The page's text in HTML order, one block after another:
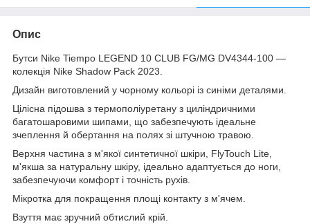
Опис
Бутси Nike Tiempo LEGEND 10 CLUB FG/MG DV4344-100 —
колекція Nike Shadow Pack 2023.
Дизайн виготовлений у чорному кольорі із синіми деталями.
Цілісна підошва з термополіуретану з циліндричними
багатошаровими шипами, що забезпечують ідеальне
зчеплення й обертання на полях зі штучною травою.
Верхня частина з м'якої синтетичної шкіри, FlyTouch Lite,
м'якша за натуральну шкіру, ідеально адаптується до ноги,
забезпечуючи комфорт і точність рухів.
Мікротка для покращення площі контакту з м'ячем.
Взуття має зручний обтислий крій.